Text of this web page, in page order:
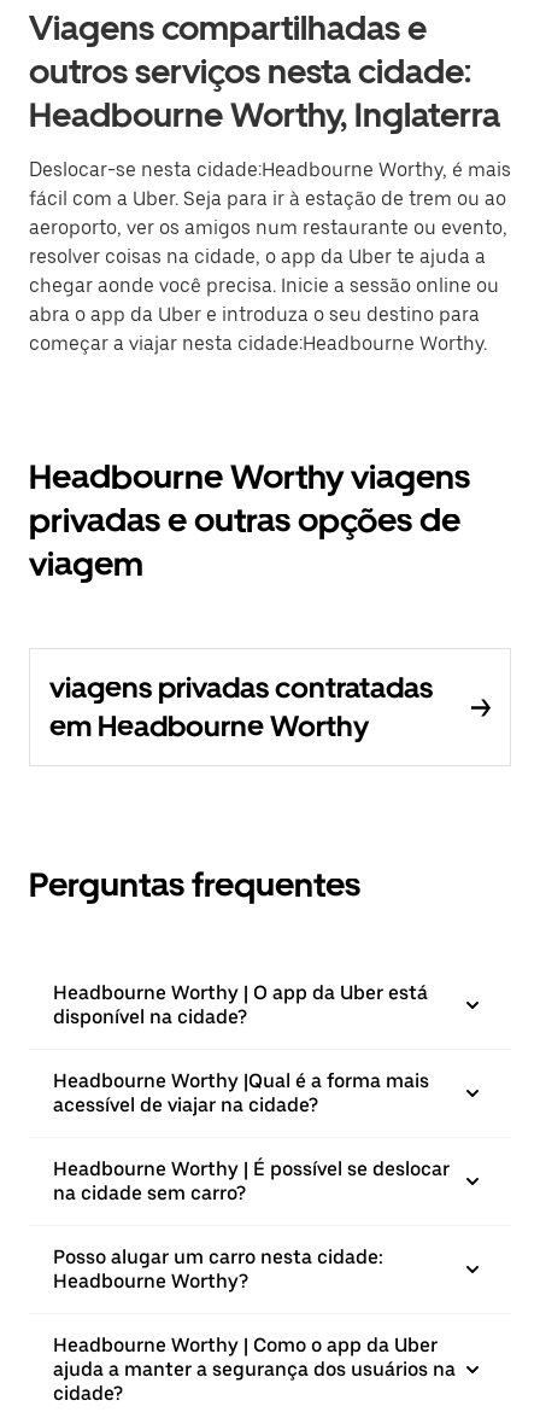
Viagens compartilhadas e
outros serviços nesta cidade:
Headbourne Worthy, Inglaterra
Deslocar-se nesta cidade:Headbourne Worthy, é mais
fácil com a Uber. Seja para ir à estação de trem ou ao
aeroporto, ver os amigos num restaurante ou evento,
resolver coisas na cidade, o app da Uber te ajuda a
chegar aonde você precisa. Inicie a sessão online ou
abra o app da Uber e introduza o seu destino para
começar a viajar nesta cidade:Headbourne Worthy.
Headbourne Worthy viagens
privadas e outras opções de
viagem
viagens privadas contratadas
em Headbourne Worthy
Perguntas frequentes
Headbourne Worthy | O app da Uber está
disponível na cidade?
Headbourne Worthy |⁠Qual é a forma mais
acessível de viajar na cidade?
Headbourne Worthy | É possível se deslocar
na cidade sem carro?
Posso alugar um carro nesta cidade:
Headbourne Worthy?
Headbourne Worthy | Como o app da Uber
ajuda a manter a segurança dos usuários na
cidade?